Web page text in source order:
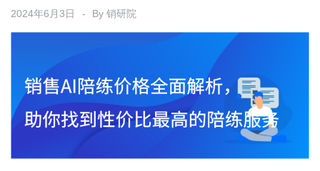
产品集成
按行业
消费医疗
教育
汽车
客户案例
定价
2024年6月3日 By 销研院